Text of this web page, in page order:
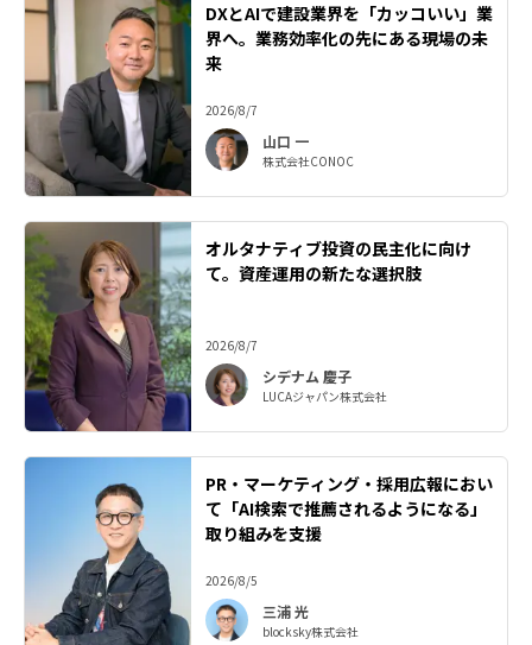
DXとAIで建設業界を「カッコいい」業
界へ。業務効率化の先にある現場の未
来
2026/8/7
山口 一
株式会社CONOC
オルタナティブ投資の民主化に向け
て。資産運用の新たな選択肢
2026/8/7
シデナム 慶子
LUCAジャパン株式会社
PR・マーケティング・採用広報におい
て「AI検索で推薦されるようになる」
取り組みを支援
2026/8/5
三浦 光
blocksky株式会社